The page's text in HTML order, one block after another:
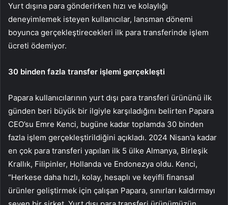
Yurt dışına para gönderirken hızı ve kolaylığı
deneyimlemek isteyen kullanıcılar, lansman dönemi
boyunca gerçekleştirecekleri ilk para transferinde işlem
ücreti ödemiyor.
30 binden fazla transfer işlemi gerçekleşti
Papara kullanıcılarının yurt dışı para transferi ürününü ilk
günden beri büyük bir ilgiyle karşıladığını belirten Papara
CEO’su Emre Kenci, bugüne kadar toplamda 30 binden
fazla işlem gerçekleştirildiğini açıkladı. 2024 Nisan’a kadar
en çok para transferi yapılan ilk 5 ülke Almanya, Birleşik
Krallık, Filipinler, Hollanda ve Endonezya oldu. Kenci,
“Herkese daha hızlı, kolay, hesaplı ve keyifli finansal
ürünler geliştirmek için çalışan Papara, sınırları kaldırmayı